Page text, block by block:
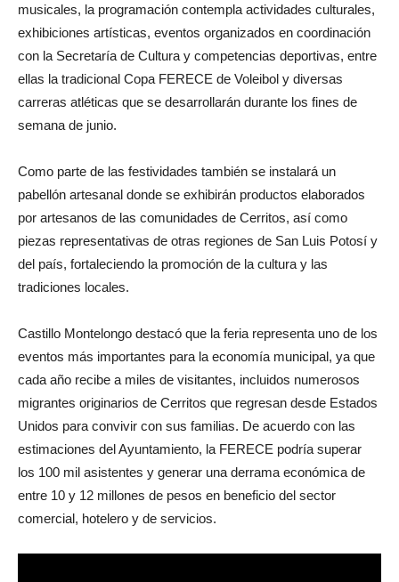
musicales, la programación contempla actividades culturales,
exhibiciones artísticas, eventos organizados en coordinación
con la Secretaría de Cultura y competencias deportivas, entre
ellas la tradicional Copa FERECE de Voleibol y diversas
carreras atléticas que se desarrollarán durante los fines de
semana de junio.
Como parte de las festividades también se instalará un
pabellón artesanal donde se exhibirán productos elaborados
por artesanos de las comunidades de Cerritos, así como
piezas representativas de otras regiones de San Luis Potosí y
del país, fortaleciendo la promoción de la cultura y las
tradiciones locales.
Castillo Montelongo destacó que la feria representa uno de los
eventos más importantes para la economía municipal, ya que
cada año recibe a miles de visitantes, incluidos numerosos
migrantes originarios de Cerritos que regresan desde Estados
Unidos para convivir con sus familias. De acuerdo con las
estimaciones del Ayuntamiento, la FERECE podría superar
los 100 mil asistentes y generar una derrama económica de
entre 10 y 12 millones de pesos en beneficio del sector
comercial, hotelero y de servicios.